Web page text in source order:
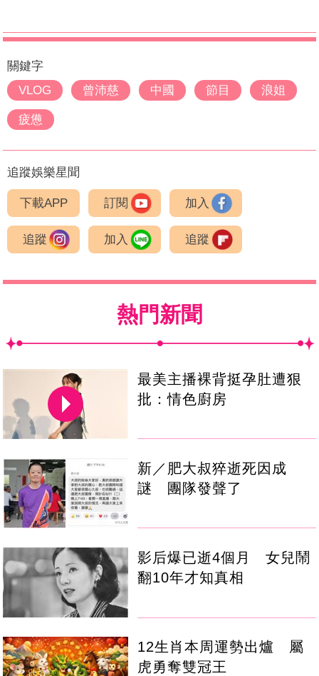
關鍵字
VLOG
曾沛慈 中國 節目 浪姐
疲憊
追蹤娛樂星聞
下載APP 訂閱 加入
追蹤 加入 追蹤
熱門新聞
最美主播裸背挺孕肚遭狠
批：情色廚房
新／肥大叔猝逝死因成
謎 團隊發聲了
影后爆已逝4個月 女兒鬧
翻10年才知真相
12生肖本周運勢出爐 屬
虎勇奪雙冠王